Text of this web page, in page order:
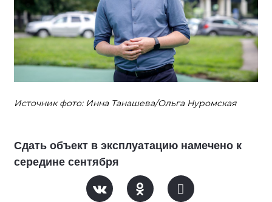
Источник фото: Инна Танашева/Ольга Нуромская
Сдать объект в эксплуатацию намечено к
середине сентября